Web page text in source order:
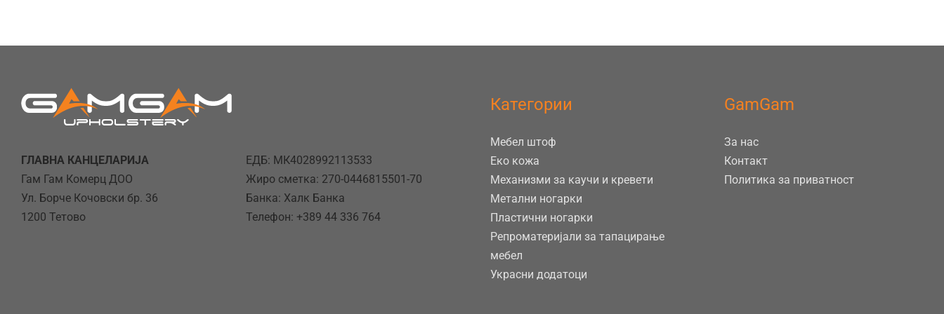
ГЛАВНА КАНЦЕЛАРИЈА
Гам Гам Комерц ДОО
Ул. Борче Кочовски бр. 36
1200 Тетово
ЕДБ: МК4028992113533
Жиро сметка: 270-0446815501-70
Банка: Халк Банка
Телефон: +389 44 336 764
Категории
Мебел штоф
Еко кожа
Механизми за каучи и кревети
Метални ногарки
Пластични ногарки
Репроматеријали за тапацирање
мебел
Украсни додатоци
GamGam
За нас
Контакт
Политика за приватност